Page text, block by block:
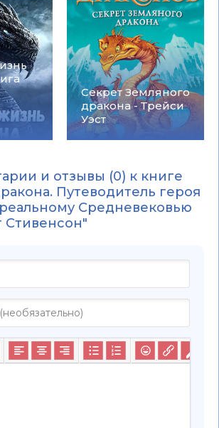
Секрет Земляного
дракона - Трейси
Уэст
и отзывы (0) к книге
Путеводитель героя
Средневековью
Стивенсон"